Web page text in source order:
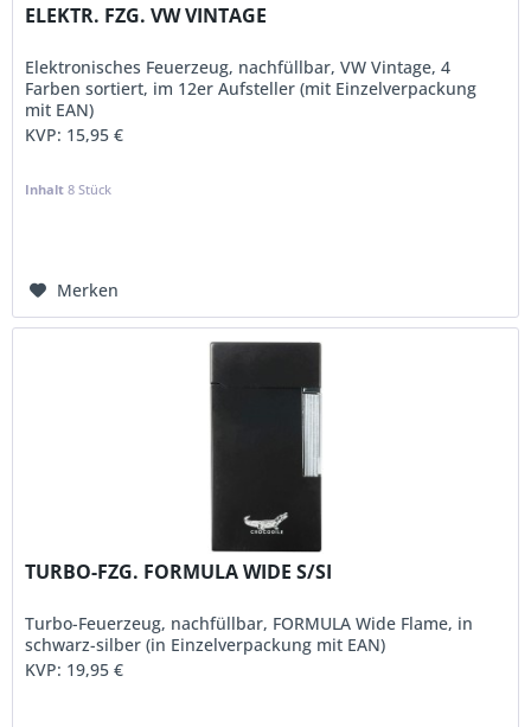
ELEKTR. FZG. VW VINTAGE
Elektronisches Feuerzeug, nachfüllbar, VW Vintage, 4
Farben sortiert, im 12er Aufsteller (mit Einzelverpackung
mit EAN)
KVP: 15,95 €
Inhalt8 Stück
Merken
TURBO-FZG. FORMULA WIDE S/SI
Turbo-Feuerzeug, nachfüllbar, FORMULA Wide Flame, in
schwarz-silber (in Einzelverpackung mit EAN)
KVP: 19,95 €